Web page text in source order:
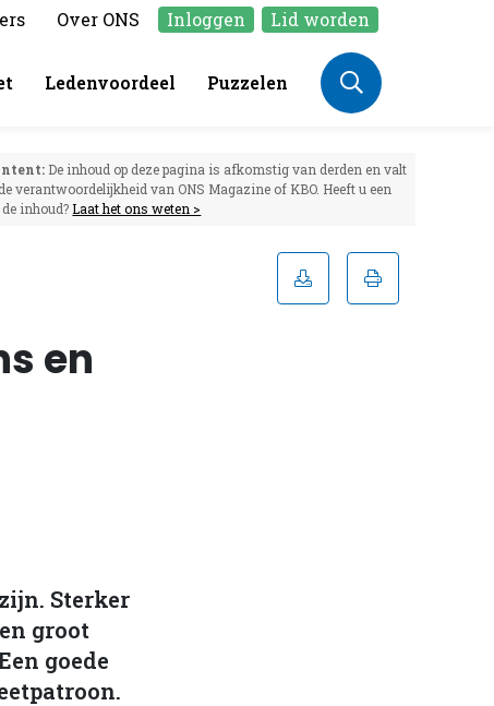
Over ONS Inloggen Lid worden
Ledenvoordeel Puzzelen
De inhoud op deze pagina is afkomstig van derden en valt
verantwoordelijkheid van ONS Magazine of KBO. Heeft u een
inhoud?Laat het ons weten >
en
Sterker
groot
goede